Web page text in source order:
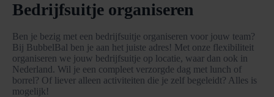
Bedrijfsuitje organiseren
Ben je bezig met een bedrijfsuitje organiseren voor jouw team?
Bij BubbelBal ben je aan het juiste adres! Met onze flexibiliteit
organiseren we jouw bedrijfsuitje op locatie, waar dan ook in
Nederland. Wil je een compleet verzorgde dag met lunch of
borrel? Of liever alleen activiteiten die je zelf begeleidt? Alles is
mogelijk!